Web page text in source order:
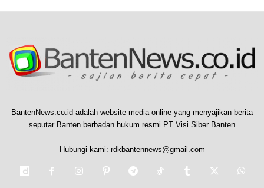
BantenNews.co.id adalah website media online yang menyajikan berita
seputar Banten berbadan hukum resmi PT Visi Siber Banten
Hubungi kami: rdkbantennews@gmail.com